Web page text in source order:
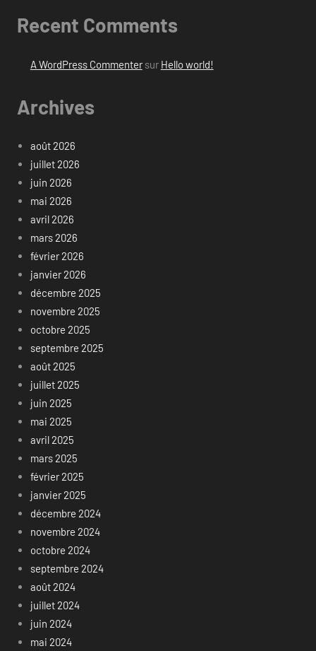
Recent Comments
A WordPress Commentersur Hello world!
Archives
août 2026
juillet 2026
juin 2026
mai 2026
avril 2026
mars 2026
février 2026
janvier 2026
décembre 2025
novembre 2025
octobre 2025
septembre 2025
août 2025
juillet 2025
juin 2025
mai 2025
avril 2025
mars 2025
février 2025
janvier 2025
décembre 2024
novembre 2024
octobre 2024
septembre 2024
août 2024
juillet 2024
juin 2024
mai 2024